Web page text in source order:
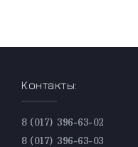
Контакты:
8 (017) 396-63-02
8 (017) 396-63-03